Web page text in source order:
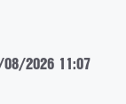
2026 11:07